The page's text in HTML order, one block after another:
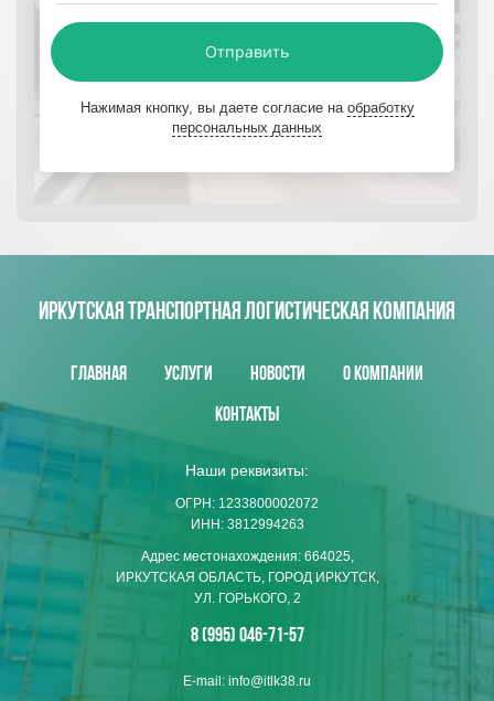
Отправить
Нажимая кнопку, вы даете согласие на обработку
персональных данных
ИРКУТСКАЯ ТРАНСПОРТНАЯ ЛОГИСТИЧЕСКАЯ КОМПАНИЯ
Главная Услуги Новости
О компании
Контакты
Наши реквизиты:
ОГРН: 1233800002072
ИНН: 3812994263
Адрес местонахождения: 664025,
ИРКУТСКАЯ ОБЛАСТЬ, ГОРОД ИРКУТСК,
УЛ. ГОРЬКОГО, 2
8 (995) 046-71-57
E-mail: info@itlk38.ru